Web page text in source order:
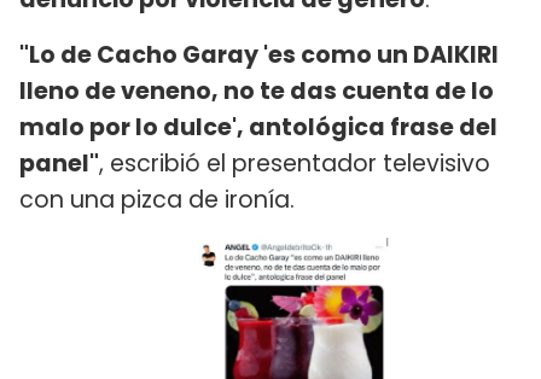
"Lo de Cacho Garay 'es como un DAIKIRI
lleno de veneno, no te das cuenta de lo
malo por lo dulce', antológica frase del
panel", escribió el presentador televisivo
con una pizca de ironía.